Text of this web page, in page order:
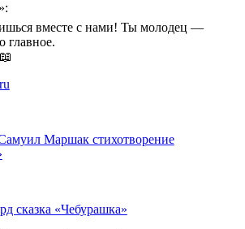
вместе с нами! Ты молодец —
главное.
📖
Маршак стихотворение
сказка «Чебурашка»